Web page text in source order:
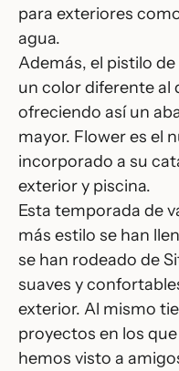
para exteriores
agua.
Además, el pistilo
un color diferente al
ofreciendo así un
mayor. Flower es el
incorporado a su
exterior y piscina.
Esta temporada de
más estilo se han
se han rodeado de
suaves y
exterior. Al mismo
proyectos en los
hemos visto a